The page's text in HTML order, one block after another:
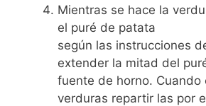
Mientras se hace la
el puré de patata
según las instrucciones
extender la mitad del
fuente de horno. Cuando
verduras repartir las por